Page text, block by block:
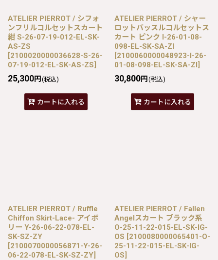
ATELIER PIERROT / シフォ
ンフリルコルセットスカート
紺 S-26-07-19-012-EL-SK-
AS-ZS
[2100020000036628-S-26-
07-19-012-EL-SK-AS-ZS]
25,300円 (税込)
カートに入れる
ATELIER PIERROT / シャー
ロットバッスルコルセットス
カート ピンク I-26-01-08-
098-EL-SK-SA-ZI
[2100060000048923-I-26-
01-08-098-EL-SK-SA-ZI]
30,800円 (税込)
カートに入れる
ATELIER PIERROT / Ruffle
Chiffon Skirt-Lace- アイボ
リー Y-26-06-22-078-EL-
SK-SZ-ZY
[2100070000056871-Y-26-
06-22-078-EL-SK-SZ-ZY]
ATELIER PIERROT / Fallen
Angelスカート ブラック系
O-25-11-22-015-EL-SK-IG-
OS [2100080000065401-O-
25-11-22-015-EL-SK-IG-
OS]